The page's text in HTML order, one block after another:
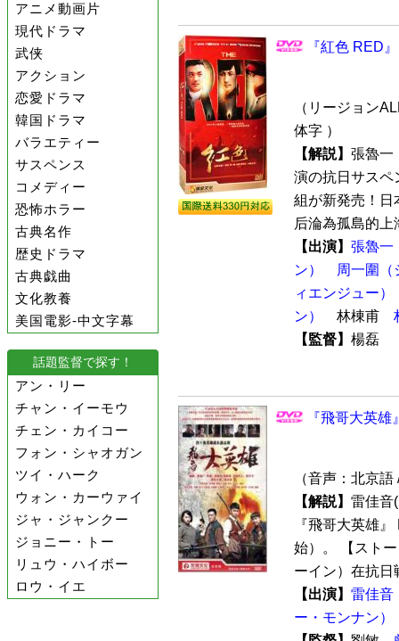
アニメ動画片
現代ドラマ
武侠
アクション
恋愛ドラマ
韓国ドラマ
バラエティー
サスペンス
コメディー
恐怖ホラー
古典名作
歴史ドラマ
古典戯曲
文化教養
美国電影-中文字幕
話題監督で探す！
アン・リー
チャン・イーモウ
チェン・カイコー
フォン・シャオガン
ツイ・ハーク
ウォン・カーウァイ
ジャ・ジャンクー
ジョニー・トー
リュウ・ハイボー
ロウ・イエ
『紅色 RED
（リージョン
体字 ）
【解説】 張魯一
演の抗日サスペ
組が新発売！日
后淪為孤島的上
【出演】 張魯一
ン）
周一圍（
ィエンジュー）
ン）
林棟甫
【監督】 楊磊
『飛哥大英
（音声：北京
【解説】 雷佳音
『飛哥大英雄
始）。 【スト
ーイン）在抗日
【出演】 雷佳音
ー・モンナン）